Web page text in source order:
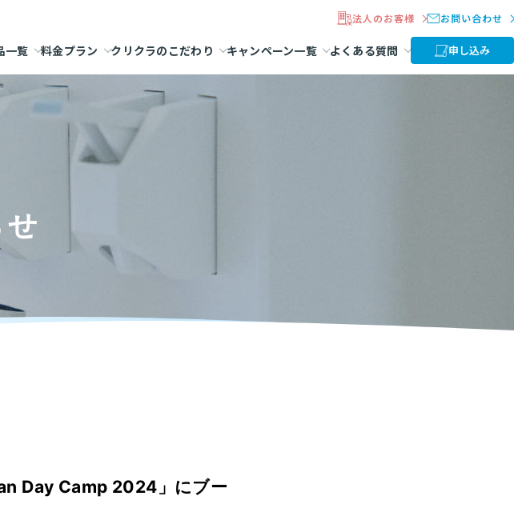
法人のお客様 お問い合わせ
一覧 料金プラン クリクラのこだわり キャンペーン一覧 よくある質問 申し込み
Day Camp 2024」にブー